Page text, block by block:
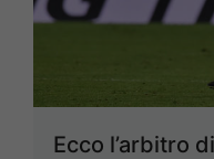
Ecco l’arbitro